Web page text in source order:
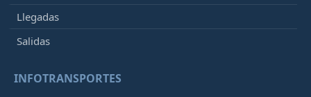
Llegadas
Salidas
INFOTRANSPORTES